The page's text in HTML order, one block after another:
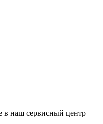
в наш сервисный центр